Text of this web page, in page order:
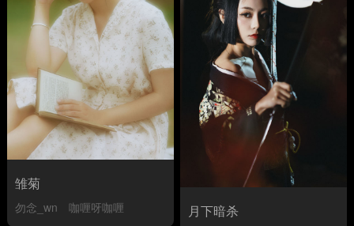
雏菊
勿念_wn 咖喱呀咖喱 月下暗杀